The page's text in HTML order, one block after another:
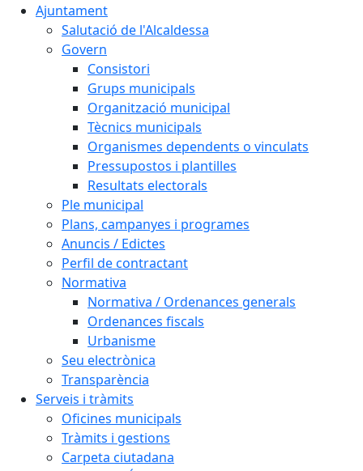
Ajuntament
Salutació de l'Alcaldessa
Govern
Consistori
Grups municipals
Organització municipal
Tècnics municipals
Organismes dependents o vinculats
Pressupostos i plantilles
Resultats electorals
Ple municipal
Plans, campanyes i programes
Anuncis / Edictes
Perfil de contractant
Normativa
Normativa / Ordenances generals
Ordenances fiscals
Urbanisme
Seu electrònica
Transparència
Serveis i tràmits
Oficines municipals
Tràmits i gestions
Carpeta ciutadana